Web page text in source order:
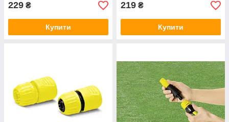
229 ₴
Купити
219 ₴
Купити